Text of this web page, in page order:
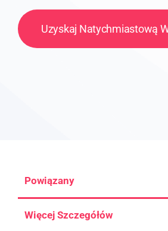
Uzyskaj Natychmiastową
Powiązany
Więcej Szczegółów